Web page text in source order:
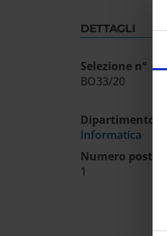
DETTAGLI
Selezione n°
BO33/20
Dipartimento
Informatica
Numero posti
1